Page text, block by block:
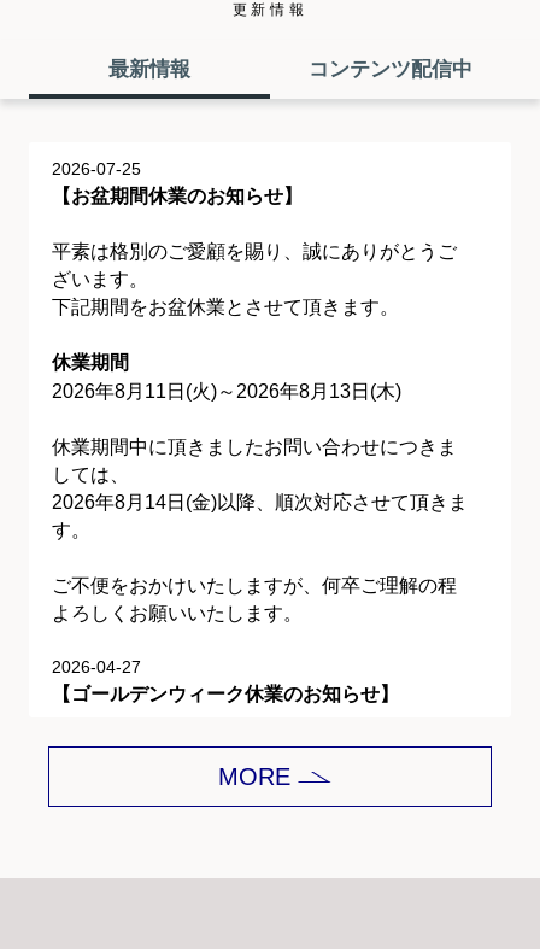
更新情報
最新情報 コンテンツ配信中
2026-07-25
【お盆期間休業のお知らせ】
平素は格別のご愛顧を賜り、誠にありがとうご
ざいます。
下記期間をお盆休業とさせて頂きます。
休業期間
2026年8月11日(火)～2026年8月13日(木)
休業期間中に頂きましたお問い合わせにつきま
しては、
2026年8月14日(金)以降、順次対応させて頂きま
す。
ご不便をおかけいたしますが、何卒ご理解の程
よろしくお願いいたします。
2026-04-27
【ゴールデンウィーク休業のお知らせ】
平素は格別のご愛顧を賜り、誠にありがとうご
下記期間をゴールデンウィーク休業とさせて頂
MORE